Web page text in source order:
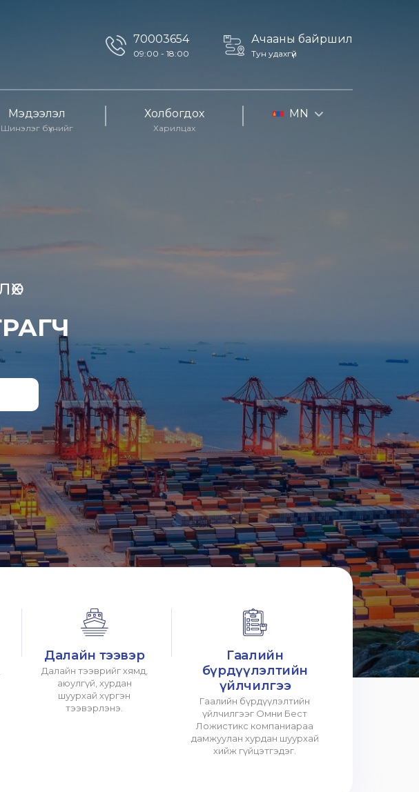
70003654
09:00 - 18:00
Ачааны байршил
Тун удахгүй
Мэдээлэл
Шинэлэг бүхнийг
Холбогдох
Харилцах
MN
Далайн тээвэр
Далайн тээврийг хямд,
аюулгүй, хурдан
шуурхай хүргэн
тээвэрлэнэ.
Гаалийн
бүрдүүлэлтийн
үйлчилгээ
Гаалийн бүрдүүлэлтийн
үйлчилгээг Омни Бест
Ложистикс компаниараа
дамжуулан хурдан шуурхай
хийж гүйцэтгэдэг.